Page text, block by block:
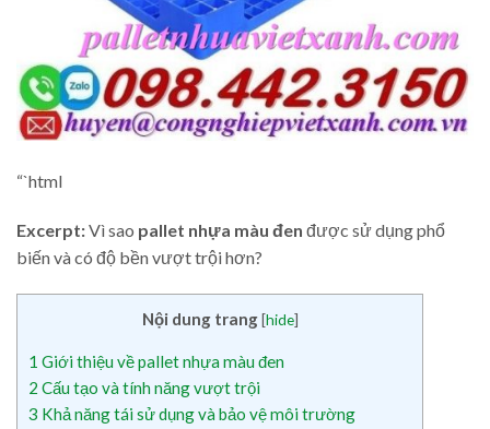
“`html
Excerpt:Vì sao pallet nhựa màu đen được sử dụng phổ
biến và có độ bền vượt trội hơn?
Nội dung trang [hide]
1 Giới thiệu về pallet nhựa màu đen
2 Cấu tạo và tính năng vượt trội
3 Khả năng tái sử dụng và bảo vệ môi trường